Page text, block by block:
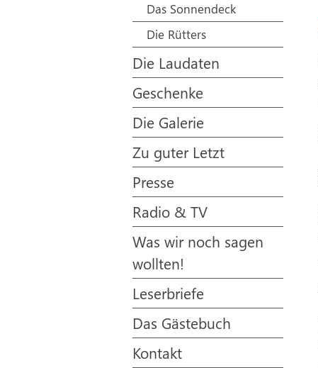
Das Sonnendeck
Die Rütters
Die Laudaten
Geschenke
Die Galerie
Zu guter Letzt
Presse
Radio & TV
Was wir noch sagen
wollten!
Leserbriefe
Das Gästebuch
Kontakt